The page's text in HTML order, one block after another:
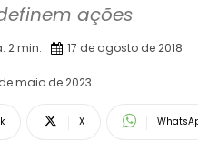
ações
2min. 17 de agosto de 2018
maio de 2023
X